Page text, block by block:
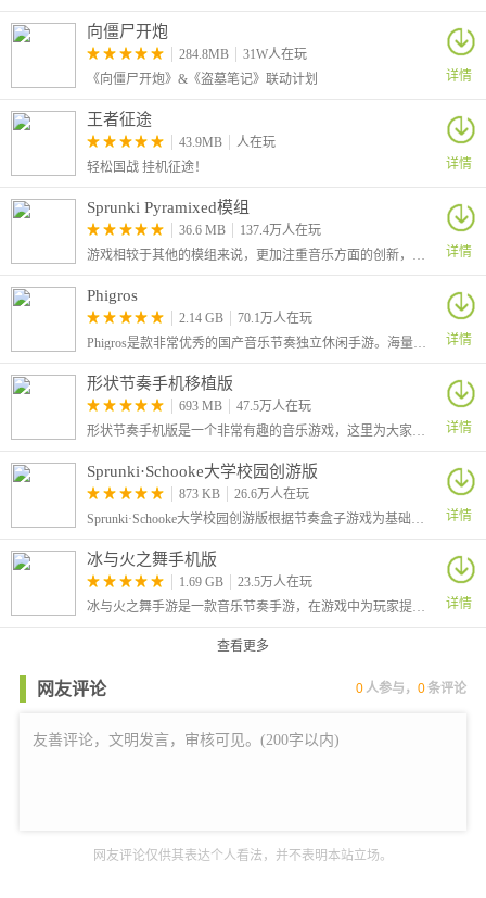
向僵尸开炮
284.8MB
31W人在玩
《向僵尸开炮》&《盗墓笔记》联动计划
详情
王者征途
43.9MB
人在玩
轻松国战 挂机征途！
详情
Sprunki Pyramixed模组
36.6 MB
137.4万人在玩
游戏相较于其他的模组来说，更加注重音乐方面的创新，画面修改并没有多大，在游戏性上还添加了很多不同的隐藏角色，让你可以自由探索，各种有趣的彩蛋等你来解锁哦！
详情
Phigros
2.14 GB
70.1万人在玩
Phigros是款非常优秀的国产音乐节奏独立休闲手游。海量原创音乐曲库，主打带感的电子音乐风格，打击手感超一流，极具田占新兴的复杂多样铺面，精美的二次元cg，游戏性极佳，喜欢音游的玩家不要错过哦！
详情
形状节奏手机移植版
693 MB
47.5万人在玩
形状节奏手机版是一个非常有趣的音乐游戏，这里为大家带来的是移植到手机上的版本，采用简洁的图形、线条和纯色填充等元素，避免复杂的画面设计
详情
Sprunki·Schooke大学校园创游版
873 KB
26.6万人在玩
Sprunki·Schooke大学校园创游版根据节奏盒子游戏为基础制作，加入了大学各种不同的元素，和原版的画风也不一样，你可以通过拖动角色来创作音乐，加入各种有趣的节奏，创造出有趣的混合音轨！
详情
冰与火之舞手机版
1.69 GB
23.5万人在玩
冰与火之舞手游是一款音乐节奏手游，在游戏中为玩家提供了非常多的关卡，每一个关卡都有一个对应的歌曲和移动路线。
详情
查看更多
网友评论 0 人参与，0条评论
网友评论仅供其表达个人看法，并不表明本站立场。